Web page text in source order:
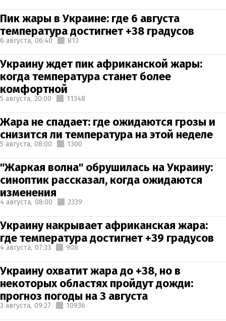
Пик жары в Украине: где 6 августа
температура достигнет +38 градусов
6 августа, 06:40 813
Украину ждет пик африканской жары:
когда температура станет более
комфортной
5 августа, 20:00 11348
Жара не спадает: где ожидаются грозы и
снизится ли температура на этой неделе
5 августа, 08:00 1300
"Жаркая волна" обрушилась на Украину:
синоптик рассказал, когда ожидаются
изменения
4 августа, 08:00 2339
Украину накрывает африканская жара:
где температура достигнет +39 градусов
4 августа, 07:33 908
Украину охватит жара до +38, но в
некоторых областях пройдут дожди:
прогноз погоды на 3 августа
3 августа, 09:27 10936